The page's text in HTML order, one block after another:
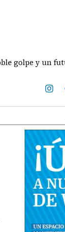
y un futuro por